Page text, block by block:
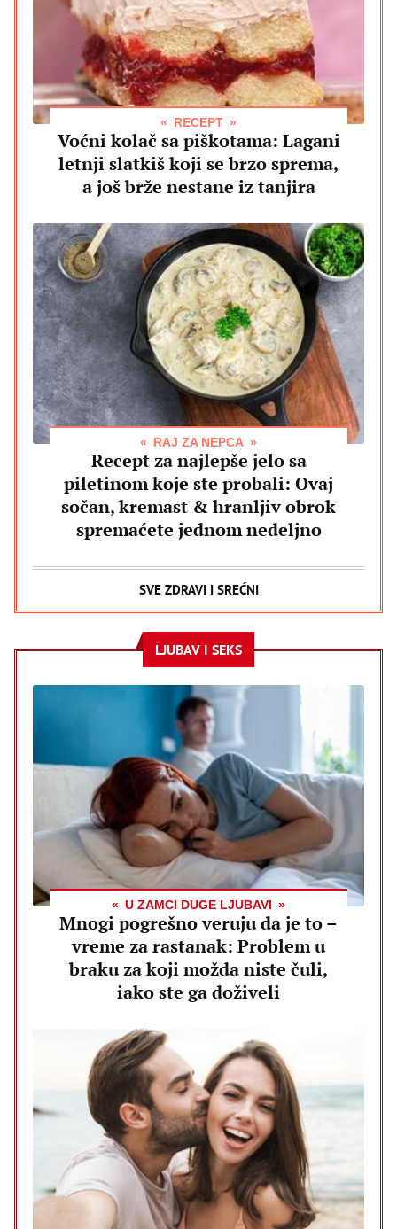
RECEPT
Voćni kolač sa piškotama: Lagani
letnji slatkiš koji se brzo sprema,
a još brže nestane iz tanjira
RAJ ZA NEPCA
Recept za najlepše jelo sa
piletinom koje ste probali: Ovaj
sočan, kremast & hranljiv obrok
spremaćete jednom nedeljno
SVE ZDRAVI I SREĆNI
LJUBAV I SEKS
U ZAMCI DUGE LJUBAVI
Mnogi pogrešno veruju da je to –
vreme za rastanak: Problem u
braku za koji možda niste čuli,
iako ste ga doživeli